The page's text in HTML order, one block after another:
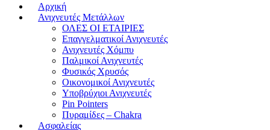
Αρχική
Ανιχνευτές Μετάλλων
ΟΛΕΣ ΟΙ ΕΤΑΙΡΙΕΣ
Επαγγελματικοί Ανιχνευτές
Ανιχνευτές Χόμπυ
Παλμικοί Ανιχνευτές
Φυσικός Χρυσός
Οικονομικοί Ανιχνευτές
Υποβρύχιοι Ανιχνευτές
Pin Pointers
Πυραμίδες – Chakra
Ασφαλείας